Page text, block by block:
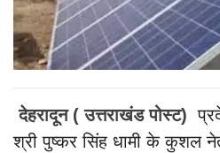
देहरादून ( उत्तराखंड पोस्ट)
श्री पुष्कर सिंह धामी के कुशल